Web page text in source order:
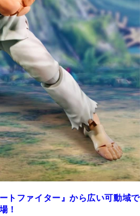
トファイター』から広い可動域で
！